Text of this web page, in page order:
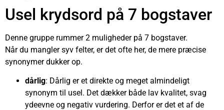
Usel krydsord på 7 bogstaver
Denne gruppe rummer 2 muligheder på 7 bogstaver.
Når du mangler syv felter, er det ofte her, de mere præcise
synonymer dukker op.
dårlig: Dårlig er et direkte og meget almindeligt
synonym til usel. Det dækker både lav kvalitet, svag
ydeevne og negativ vurdering. Derfor er det et af de